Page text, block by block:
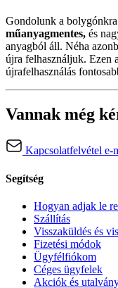
Gondolunk a
műanyagmentes, és
anyagból áll. Néha
újra felhasználjuk. Ezen
újrafelhasználás
Vannak még
Kapcsolatfelvétel e-
Segítség
Hogyan adjak le
Szállítás
Visszaküldés és
Fizetési módok
Ügyfélfiókom
Céges ügyfelek
Akciók és